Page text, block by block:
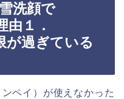
洗顔で
１．
が過ぎている
ペイ）が使えなかった